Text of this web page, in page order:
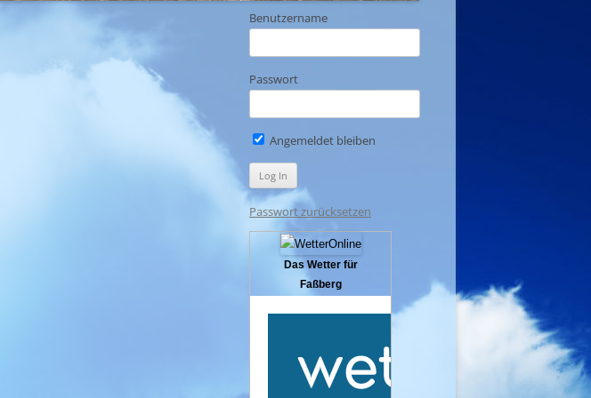
Benutzername
Passwort
Angemeldet bleiben
Passwort zurücksetzen
Das Wetter für
Faßberg